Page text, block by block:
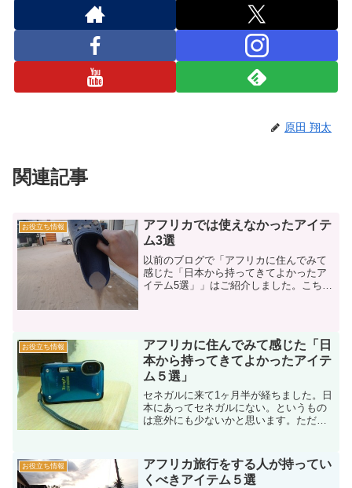
原田 翔太
関連記事
お役立ち情報
アフリカでは使えなかったアイテ
ム3選
以前のブログで「アフリカに住んでみて
感じた「日本から持ってきてよかったア
イテム5選」」はご紹介しました。こちら
お役立ち情報
アフリカに住んでみて感じた「日
本から持ってきてよかったアイテ
ム５選」
セネガルに来て1ヶ月半が経ちました。日
本にあってセネガルにない。というもの
は意外にも少ないかと思います。ただ、
こで今回は「日本から持ってきて良かっ
たよかったアイテム５選...
お役立ち情報
アフリカ旅行をする人が持ってい
くべきアイテム５選